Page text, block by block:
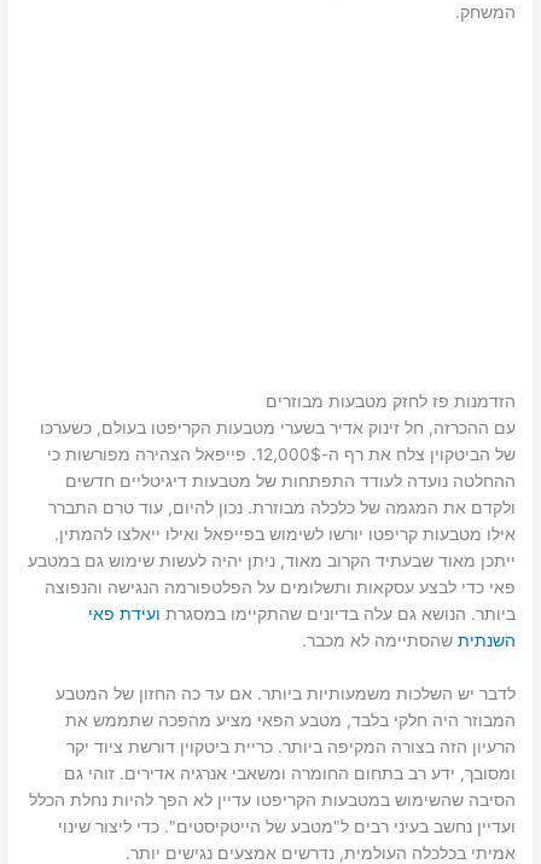
המשחק.
הזדמנות פז לחזק מטבעות מבוזרים
עם ההכרזה, חל זינוק אדיר בשערי מטבעות הקריפטו בעולם, כשערכו
של הביטקוין צלח את רף ה-12,000$. פייפאל הצהירה מפורשות כי
ההחלטה נועדה לעודד התפתחות של מטבעות דיגיטליים חדשים
ולקדם את המגמה של כלכלה מבוזרת. נכון להיום, עוד טרם התברר
אילו מטבעות קריפטו יורשו לשימוש בפייפאל ואילו ייאלצו להמתין.
ייתכן מאוד שבעתיד הקרוב מאוד, ניתן יהיה לעשות שימוש גם במטבע
פאי כדי לבצע עסקאות ותשלומים על הפלטפורמה הנגישה והנפוצה
ביותר. הנושא גם עלה בדיונים שהתקיימו במסגרת ועידת פאי
השנתית שהסתיימה לא מכבר.
לדבר יש השלכות משמעותיות ביותר. אם עד כה החזון של המטבע
המבוזר היה חלקי בלבד, מטבע הפאי מציע מהפכה שתממש את
הרעיון הזה בצורה המקיפה ביותר. כריית ביטקוין דורשת ציוד יקר
ומסובך, ידע רב בתחום החומרה ומשאבי אנרגיה אדירים. זוהי גם
הסיבה שהשימוש במטבעות הקריפטו עדיין לא הפך להיות נחלת הכלל
ועדיין נחשב בעיני רבים ל"מטבע של הייטקיסטים". כדי ליצור שינוי
אמיתי בכלכלה העולמית, נדרשים אמצעים נגישים יותר.